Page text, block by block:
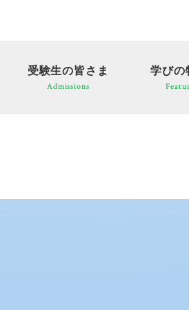
受験生の皆さま
Admissions
学びの